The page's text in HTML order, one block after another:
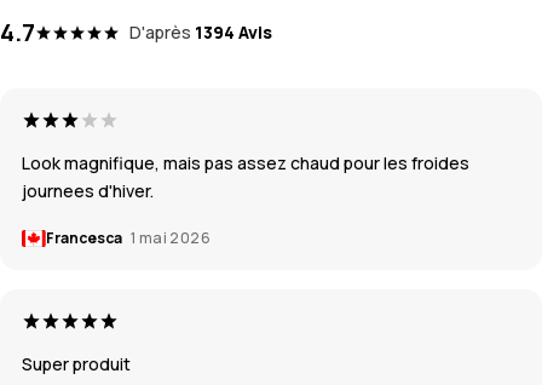
4.7 D'après 1394 Avis
Look magnifique, mais pas assez chaud pour les froides
journees d'hiver.
Francesca 1 mai 2026
Super produit